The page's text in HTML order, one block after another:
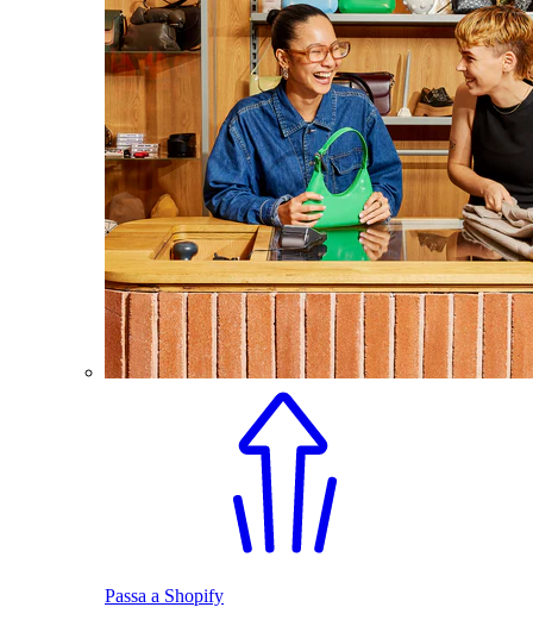
Passa a Shopify